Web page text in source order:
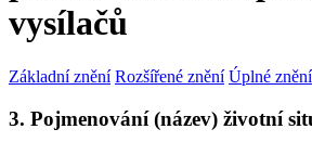
vysílačů
Základní znění Rozšířené znění Úplné znění
3. Pojmenování (název) životní